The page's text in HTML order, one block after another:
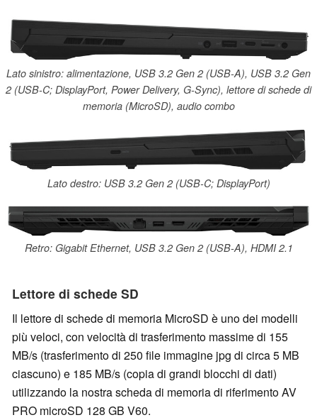
Lato sinistro: alimentazione, USB 3.2 Gen 2 (USB-A), USB 3.2 Gen
2 (USB-C; DisplayPort, Power Delivery, G-Sync), lettore di schede di
memoria (MicroSD), audio combo
Lato destro: USB 3.2 Gen 2 (USB-C; DisplayPort)
Retro: Gigabit Ethernet, USB 3.2 Gen 2 (USB-A), HDMI 2.1
Lettore di schede SD
Il lettore di schede di memoria MicroSD è uno dei modelli
più veloci, con velocità di trasferimento massime di 155
MB/s (trasferimento di 250 file immagine jpg di circa 5 MB
ciascuno) e 185 MB/s (copia di grandi blocchi di dati)
utilizzando la nostra scheda di memoria di riferimento AV
PRO microSD 128 GB V60.